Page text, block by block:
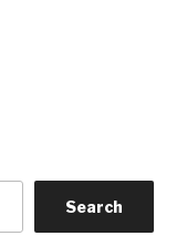
Search